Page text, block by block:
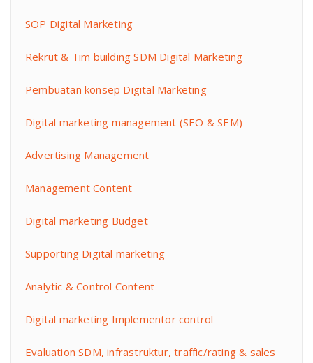
SOP Digital Marketing
Rekrut & Tim building SDM Digital Marketing
Pembuatan konsep Digital Marketing
Digital marketing management (SEO & SEM)
Advertising Management
Management Content
Digital marketing Budget
Supporting Digital marketing
Analytic & Control Content
Digital marketing Implementor control
Evaluation SDM, infrastruktur, traffic/rating & sales